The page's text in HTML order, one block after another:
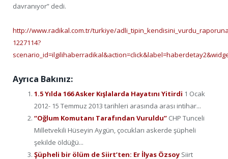
davranıyor” dedi.
http://www.radikal.com.tr/turkiye/
1227114?
Ayrıca Bakınız:
1.5 Yılda 166 Asker Kışlalarda Hayatını Yitirdi 1 Ocak
2012- 15 Temmuz 2013 tarihleri arasında arası intihar...
“Oğlum Komutanı Tarafından Vuruldu” CHP Tunceli
Milletvekili Hüseyin Aygün, çocukları askerde şüpheli
şekilde öldüğü...
Şüpheli bir ölüm de Siirt’ten: Er İlyas Özsoy Siirt